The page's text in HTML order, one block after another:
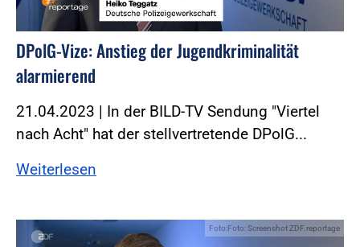
DPolG-Vize: Anstieg der Jugendkriminalität
alarmierend
21.04.2023 | In der BILD-TV Sendung "Viertel
nach Acht" hat der stellvertretende DPolG...
Weiterlesen
Foto:Foto: Screenshot ZDF.reportage